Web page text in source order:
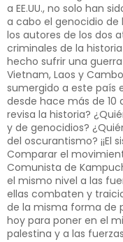
a EE.UU., no solo han
a cabo el genocidio de
los autores de los dos
criminales de la
hecho sufrir una
Vietnam, Laos y
sumergido a este país
desde hace más de 10
revisa la historia?
y de genocidios?
del oscurantismo? ¡¡El
Comparar el
Comunista de
el mismo nivel a las
ellas combaten y
de la misma forma de
hoy para poner en el
palestina y a las